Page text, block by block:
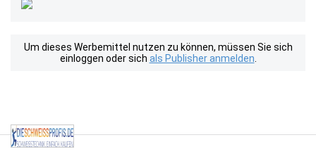
Um dieses Werbemittel nutzen zu können, müssen Sie sich
einloggen oder sich als Publisher anmelden